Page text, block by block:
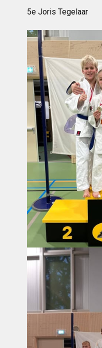
5e Joris Tegelaar